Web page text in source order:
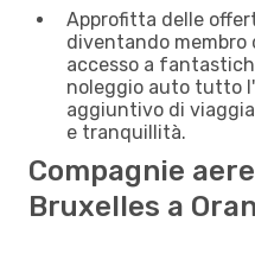
Approfitta delle
diventando membro
accesso a
noleggio auto tutto
aggiuntivo di
e tranquillità.
Compagnie
Bruxelles a